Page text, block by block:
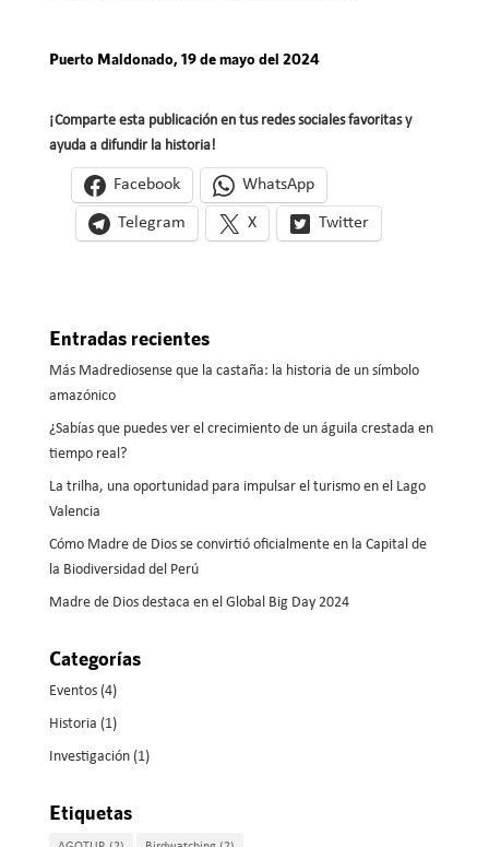
Puerto Maldonado, 19 de mayo del 2024
¡Comparte esta publicación en tus redes sociales favoritas y
ayuda a difundir la historia!
Facebook WhatsApp
Telegram X Twitter
Entradas recientes
Más Madrediosense que la castaña: la historia de un símbolo
amazónico
¿Sabías que puedes ver el crecimiento de un águila crestada en
tiempo real?
La trilha, una oportunidad para impulsar el turismo en el Lago
Valencia
Cómo Madre de Dios se convirtió oficialmente en la Capital de
la Biodiversidad del Perú
Madre de Dios destaca en el Global Big Day 2024
Categorías
Eventos(4)
Historia (1)
Investigación(1)
Etiquetas